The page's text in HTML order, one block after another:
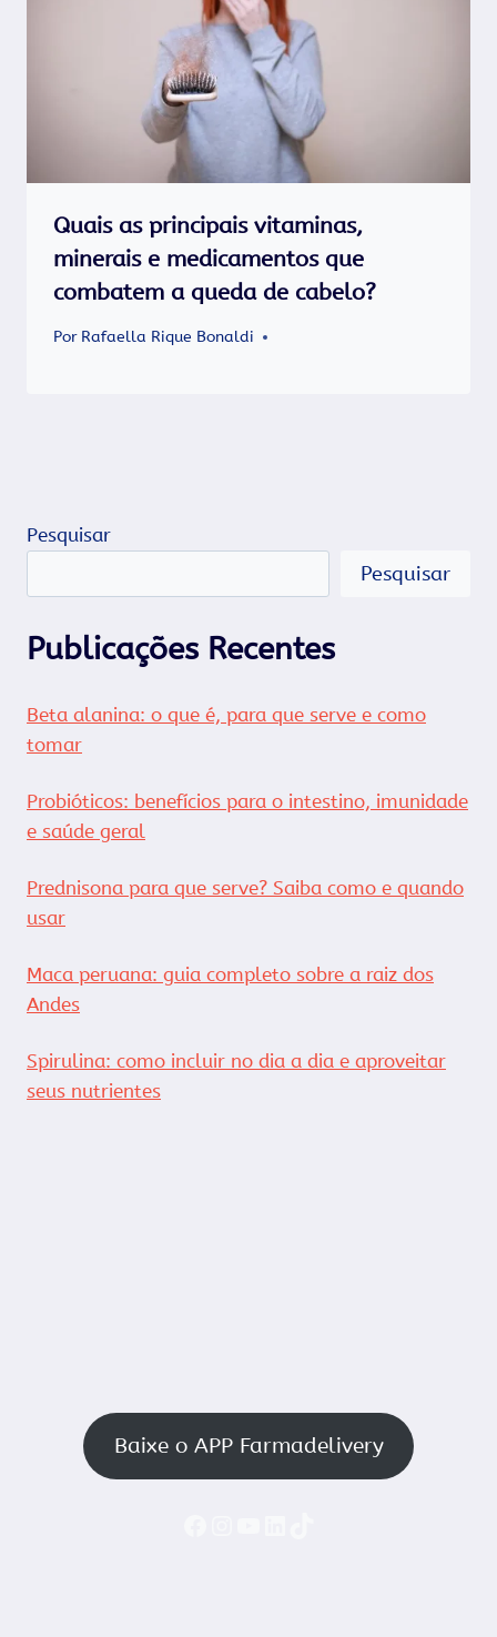
Quais as principais vitaminas,
minerais e medicamentos que
combatem a queda de cabelo?
Por Rafaella Rique Bonaldi
Pesquisar
Pesquisar
Publicações Recentes
Beta alanina: o que é, para que serve e como
tomar
Probióticos: benefícios para o intestino, imunidade
e saúde geral
Prednisona para que serve? Saiba como e quando
usar
Maca peruana: guia completo sobre a raiz dos
Andes
Spirulina: como incluir no dia a dia e aproveitar
seus nutrientes
Baixe o APP Farmadelivery